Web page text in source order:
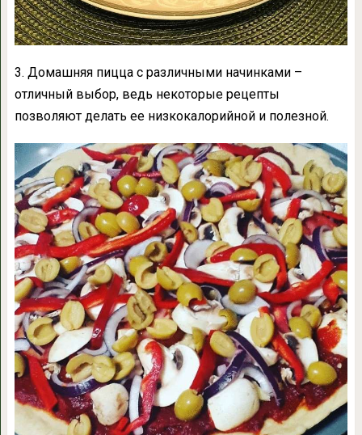
3. Домашняя пицца с различными начинками –
отличный выбор, ведь некоторые рецепты
позволяют делать ее низкокалорийной и полезной.